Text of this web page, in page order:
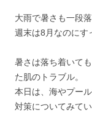
大雨で暑さも一段
週末は8月なのにす
暑さは落ち着いて
た肌のトラブル。
本日は、海やプー
対策についてみてい